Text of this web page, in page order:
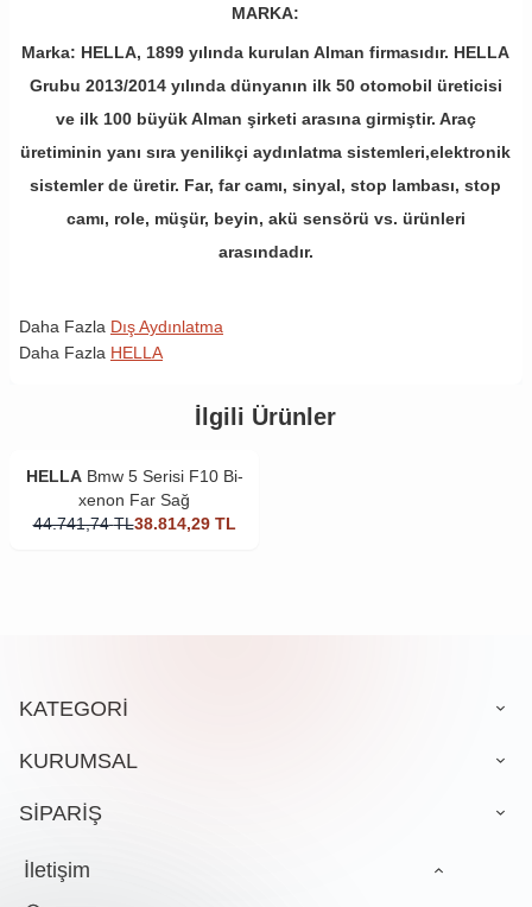
MARKA:
Marka: HELLA, 1899 yılında kurulan Alman firmasıdır. HELLA
Grubu 2013/2014 yılında dünyanın ilk 50 otomobil üreticisi
ve ilk 100 büyük Alman şirketi arasına girmiştir. Araç
üretiminin yanı sıra yenilikçi aydınlatma sistemleri,elektronik
sistemler de üretir. Far, far camı, sinyal, stop lambası, stop
camı, role, müşür, beyin, akü sensörü vs. ürünleri
arasındadır.
Daha Fazla Dış Aydınlatma
Daha Fazla HELLA
İlgili Ürünler
HELLA Bmw 5 Serisi F10 Bi-
xenon Far Sağ
44.741,74 TL38.814,29 TL
KATEGORİ
KURUMSAL
SİPARİŞ
İletişim